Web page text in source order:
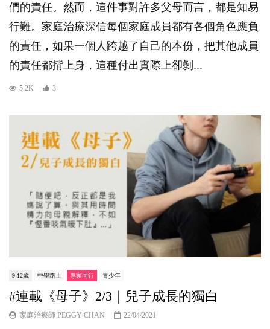
們的責任。然而，這件事對許多父母而言，都是知易
行難。家庭治療深信每個家庭成員都有各個角色應負
的責任，如果一個人跨越了自己的本份，把其他成員
的責任都揹上身，這種付出實際上卻剝...
5.2K 3
9-12歲 中學路上 專家同行 青少年
#連載《母子》2/3｜兒子成長的獨白
家庭治療師 PEGGY CHAN 22/04/2021